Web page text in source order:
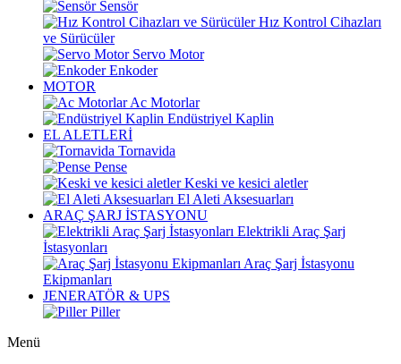
Sensör
Hız Kontrol Cihazları
ve Sürücüler
Servo Motor
Enkoder
MOTOR
Ac Motorlar
Endüstriyel Kaplin
EL ALETLERİ
Tornavida
Pense
Keski ve kesici aletler
El Aleti Aksesuarları
ARAÇ ŞARJ İSTASYONU
Elektrikli Araç Şarj
İstasyonları
Araç Şarj İstasyonu
Ekipmanları
JENERATÖR & UPS
Piller
Menü